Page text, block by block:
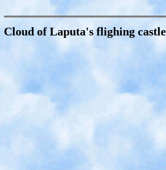
Cloud of Laputa's flighing castle